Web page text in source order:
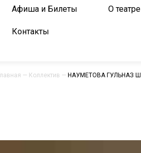
Афиша и Билеты О театре
Контакты
— Коллектив — НАУМЕТОВА ГУЛЬНАЗ